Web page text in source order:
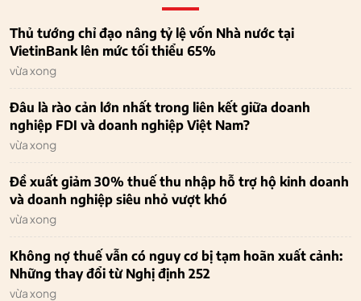
Thủ tướng chỉ đạo nâng tỷ lệ vốn Nhà nước tại
VietinBank lên mức tối thiểu 65%
vừa xong
Đâu là rào cản lớn nhất trong liên kết giữa doanh
nghiệp FDI và doanh nghiệp Việt Nam?
vừa xong
Đề xuất giảm 30% thuế thu nhập hỗ trợ hộ kinh doanh
và doanh nghiệp siêu nhỏ vượt khó
vừa xong
Không nợ thuế vẫn có nguy cơ bị tạm hoãn xuất cảnh:
Những thay đổi từ Nghị định 252
vừa xong